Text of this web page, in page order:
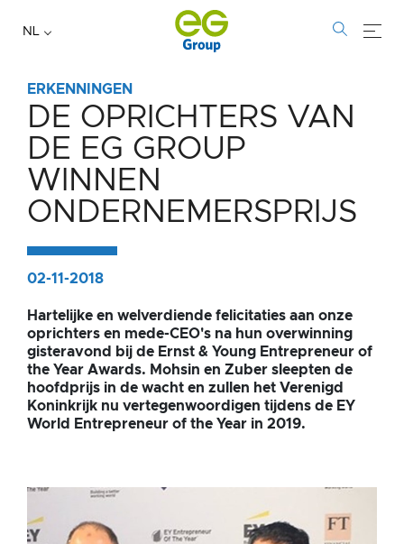
NL
ERKENNINGEN
De
oprichters
van
EG
Group
winnen
ondernemersprijs
DE OPRICHTERS VAN
DE EG GROUP
WINNEN
ONDERNEMERSPRIJS
02-11-2018
Hartelijke en welverdiende felicitaties aan onze
oprichters en mede-CEO's na hun overwinning
gisteravond bij de Ernst & Young Entrepreneur of
the Year Awards. Mohsin en Zuber sleepten de
hoofdprijs in de wacht en zullen het Verenigd
Koninkrijk nu vertegenwoordigen tijdens de EY
World Entrepreneur of the Year in 2019.